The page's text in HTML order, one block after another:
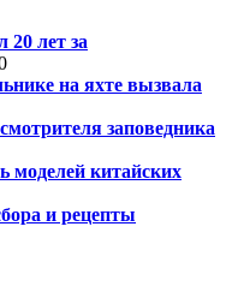
20 лет за
на яхте вызвала
заповедника
моделей китайских
и рецепты